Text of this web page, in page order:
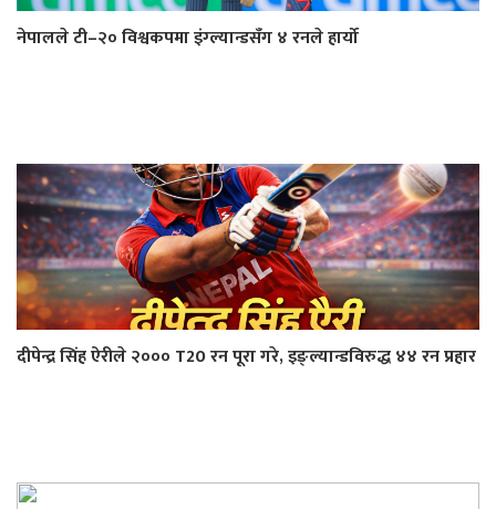
नेपालले टी–२० विश्वकपमा इंग्ल्यान्डसँग ४ रनले हार्यो
दीपेन्द्र सिंह ऐरीले २००० T20 रन पूरा गरे, इङ्ल्यान्डविरुद्ध ४४ रन प्रहार